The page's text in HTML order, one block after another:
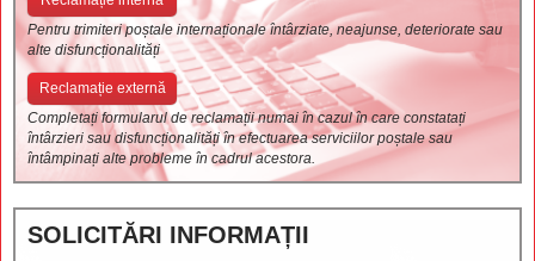
Pentru trimiteri poștale internaționale întârziate, neajunse, deteriorate sau
alte disfuncționalități
Reclamație externă
Completați formularul de reclamații numai în cazul în care constatați
întârzieri sau disfuncționalități în efectuarea serviciilor poștale sau
întâmpinați alte probleme în cadrul acestora.
SOLICITĂRI INFORMAȚII